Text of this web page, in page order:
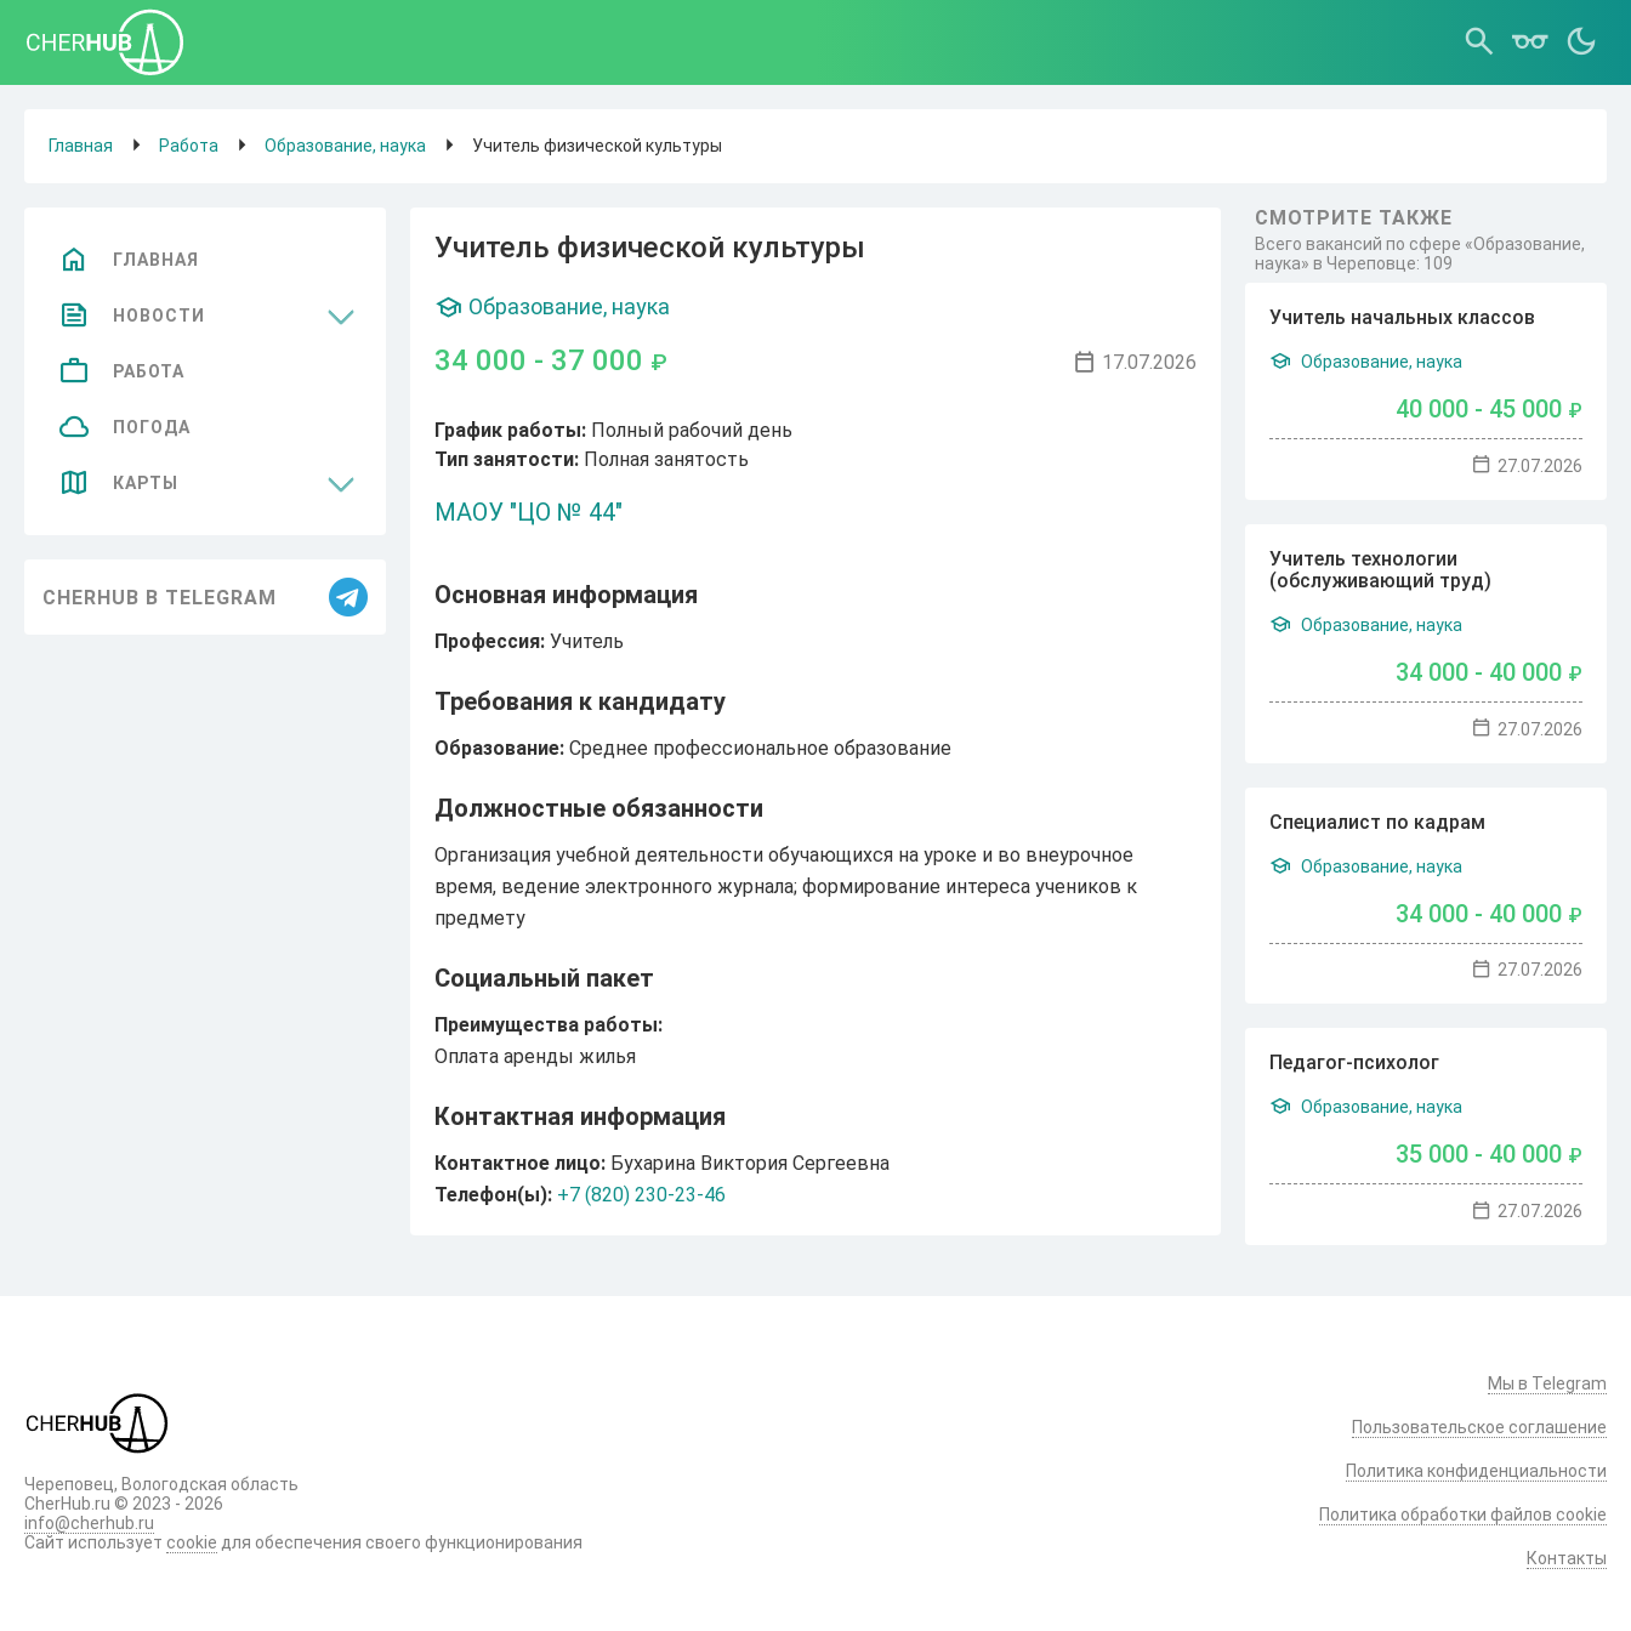
Главная Работа Образование, наука Учитель физической культуры
ГЛАВНАЯ
НОВОСТИ
Общество
РАБОТА
ПОГОДА
КАРТЫ
CHERHUB В TELEGRAM
Учитель физической культуры
Образование, наука
34 000 - 37 000 ₽ 17.07.2026
График работы:Полный рабочий день
Тип занятости:Полная занятость
МАОУ "ЦО № 44"
Основная информация
Профессия:Учитель
Требования к кандидату
Образование:Среднее профессиональное образование
Должностные обязанности
Организация учебной деятельности обучающихся на уроке и во внеурочное
время, ведение электронного журнала; формирование интереса учеников к
предмету
Социальный пакет
Преимущества работы:
Оплата аренды жилья
Контактная информация
Контактное лицо:Бухарина Виктория Сергеевна
Телефон(ы): +7 (820) 230-23-46
СМОТРИТЕ ТАКЖЕ
Всего вакансий по сфере «Образование,
наука» в Череповце: 109
Учитель начальных классов
Образование, наука
40 000 - 45 000 ₽
27.07.2026
Учитель технологии
(обслуживающий труд)
Образование, наука
34 000 - 40 000 ₽
27.07.2026
Специалист по кадрам
Образование, наука
34 000 - 40 000 ₽
27.07.2026
Педагог-психолог
Образование, наука
35 000 - 40 000 ₽
27.07.2026
Череповец, Вологодская область
CherHub.ru © 2023 - 2026
info@cherhub.ru
Сайт использует cookie для обеспечения своего функционирования
Мы в Telegram
Пользовательское соглашение
Политика конфиденциальности
Политика обработки файлов cookie
Контакты